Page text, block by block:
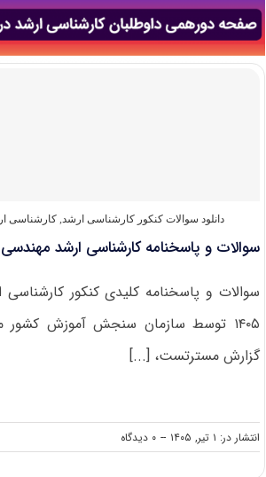
دانلود سوالات کنکور کارشناسی ارشد, کارشناسی
سوالات و پاسخنامه کارشناسی ارشد مهندسی
سوالات و پاسخنامه کلیدی کنکور
۱۴۰۵ توسط سازمان سنجش آموزش
گزارش مسترتست، [...]
انتشار در: ۱ تیر, ۱۴۰۵ -- ۰ دیدگاه
on
سوالات